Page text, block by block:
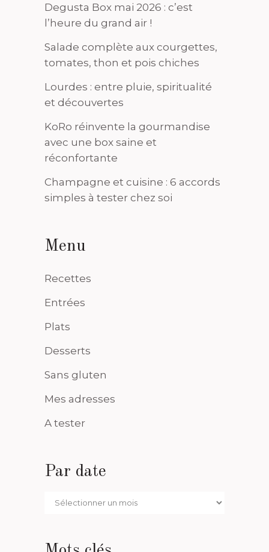
Degusta Box mai 2026 : c’est
l’heure du grand air !
Salade complète aux courgettes,
tomates, thon et pois chiches
Lourdes : entre pluie, spiritualité
et découvertes
KoRo réinvente la gourmandise
avec une box saine et
réconfortante
Champagne et cuisine : 6 accords
simples à tester chez soi
Menu
Recettes
Entrées
Plats
Desserts
Sans gluten
Mes adresses
A tester
Par date
Par